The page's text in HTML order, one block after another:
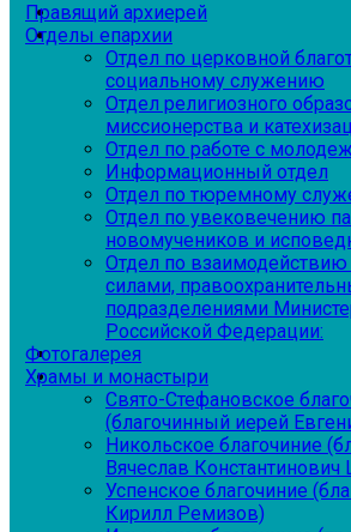
Правящий архиерей
Отделы епархии
Отдел по церковной
социальному служению
Отдел религиозного
миссионерства и
Отдел по работе с
Информационный отдел
Отдел по тюремному
Отдел по увековечению
новомучеников и
Отдел по
силами,
подразделениями
Российской Федерации:
Фотогалерея
Храмы и монастыри
Свято-Стефановское
(благочинный иерей
Никольское благочиние
Вячеслав
Успенское благочиние
Кирилл Ремизов)